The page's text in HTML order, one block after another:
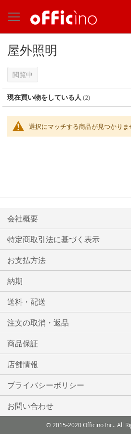
ン
テ
ン
ツ
に
キ
ッ
プ
屋外照明
選択にマッチする商品が見つかりま
閲覧中
現在買い物をしている人
会社概要
特定商取引法に基づく表示
お支払方法
納期
送料・配送
注文の取消・返品
商品保証
店舗情報
プライバシーポリシー
お問い合わせ
© 2015-2020 Officino Inc.. All